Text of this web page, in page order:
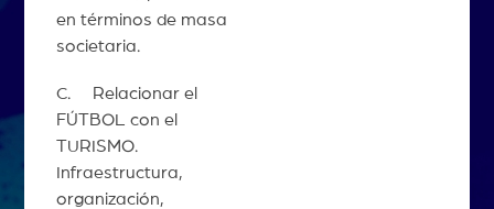
en términos de masa
societaria.
C. Relacionar el
FÚTBOL con el
TURISMO.
Infraestructura,
organización,